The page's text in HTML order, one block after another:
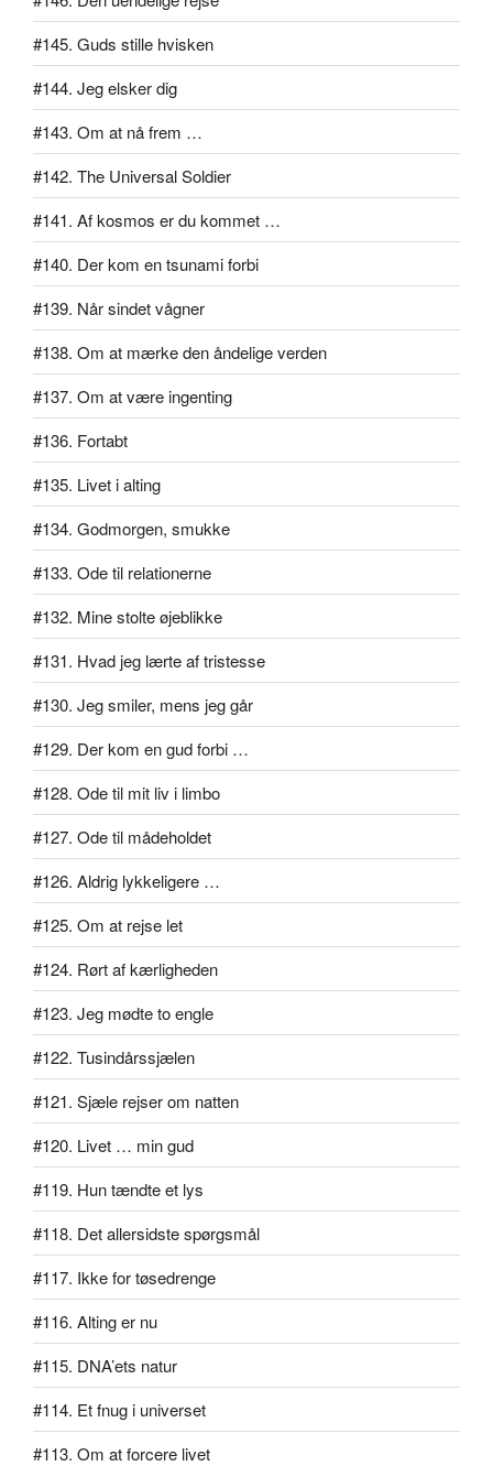
#145. Guds stille hvisken
#144. Jeg elsker dig
#143. Om at nå frem …
#142. The Universal Soldier
#141. Af kosmos er du kommet …
#140. Der kom en tsunami forbi
#139. Når sindet vågner
#138. Om at mærke den åndelige verden
#137. Om at være ingenting
#136. Fortabt
#135. Livet i alting
#134. Godmorgen, smukke
#133. Ode til relationerne
#132. Mine stolte øjeblikke
#131. Hvad jeg lærte af tristesse
#130. Jeg smiler, mens jeg går
#129. Der kom en gud forbi …
#128. Ode til mit liv i limbo
#127. Ode til mådeholdet
#126. Aldrig lykkeligere …
#125. Om at rejse let
#124. Rørt af kærligheden
#123. Jeg mødte to engle
#122. Tusindårssjælen
#121. Sjæle rejser om natten
#120. Livet … min gud
#119. Hun tændte et lys
#118. Det allersidste spørgsmål
#117. Ikke for tøsedrenge
#116. Alting er nu
#115. DNA’ets natur
#114. Et fnug i universet
#113. Om at forcere livet